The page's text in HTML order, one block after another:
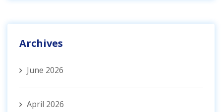
Archives
June 2026
April 2026